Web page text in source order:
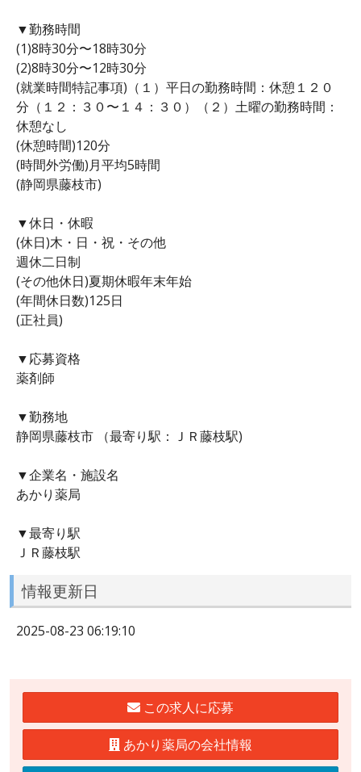
▼勤務時間
(1)8時30分〜18時30分
(2)8時30分〜12時30分
(就業時間特記事項)（１）平日の勤務時間：休憩１２０
分（１２：３０〜１４：３０）（２）土曜の勤務時間：
休憩なし
(休憩時間)120分
(時間外労働)月平均5時間
(静岡県藤枝市)
▼休日・休暇
(休日)木・日・祝・その他
週休二日制
(その他休日)夏期休暇年末年始
(年間休日数)125日
(正社員)
▼応募資格
薬剤師
▼勤務地
静岡県藤枝市 （最寄り駅：ＪＲ藤枝駅)
▼企業名・施設名
あかり薬局
▼最寄り駅
ＪＲ藤枝駅
情報更新日
2025-08-23 06:19:10
この求人に応募
あかり薬局の会社情報